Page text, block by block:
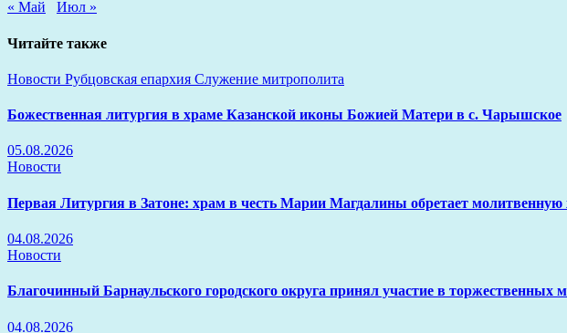
« Май
Июл »
Читайте также
Новости Рубцовская епархия Служение митрополита
Божественная литургия в храме Казанской иконы Божией Матери в с. Чарышское
05.08.2026
Новости
Первая Литургия в Затоне: храм в честь Марии Магдалины обретает молитвенную
04.08.2026
Новости
Благочинный Барнаульского городского округа принял участие в
04.08.2026